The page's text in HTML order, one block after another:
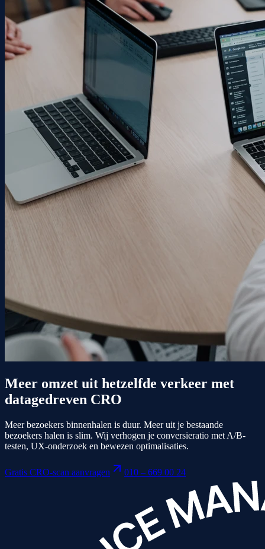
Meer omzet uit hetzelfde verkeer met
datagedreven CRO
Meer bezoekers binnenhalen is duur. Meer uit je bestaande
bezoekers halen is slim. Wij verhogen je conversieratio met A/B-
testen, UX-onderzoek en bewezen optimalisaties.
Gratis CRO-scan aanvragen 010 – 669 00 24